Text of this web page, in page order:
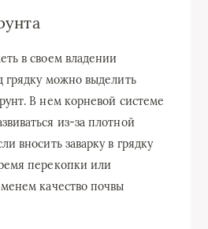
в своем владении
грядку можно выделить
В нем корневой системе
из-за плотной
вносить заварку в грядку
перекопки или
качество почвы